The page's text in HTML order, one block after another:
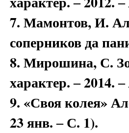
7. Мамонтов, И.
соперников да
8. Мирошина, С.
характер. ‒ 2014.
9. «Своя колея»
23 янв. ‒ С. 1).